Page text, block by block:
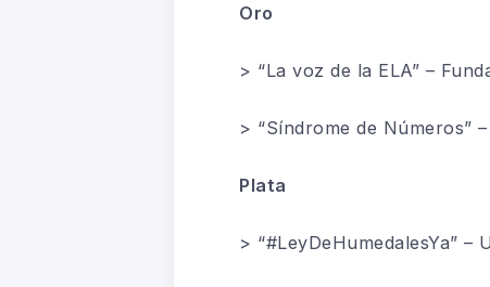
Oro
> “La voz de la ELA” –
> “Síndrome de Números”
Plata
> “#LeyDeHumedalesYa” –